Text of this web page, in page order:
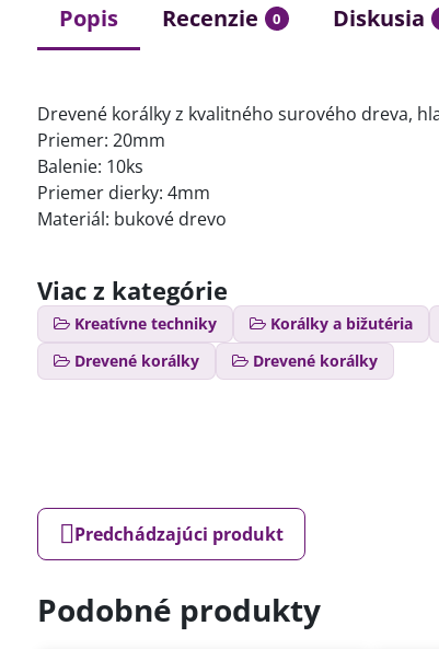
Popis Recenzie 0 Diskusia
Drevené korálky z kvalitného surového dreva,
Priemer: 20mm
Balenie: 10ks
Priemer dierky: 4mm
Materiál: bukové drevo
Viac z kategórie
Kreatívne techniky Korálky a bižutéria
Drevené korálky
Drevené korálky
Predchádzajúci produkt
Podobné produkty